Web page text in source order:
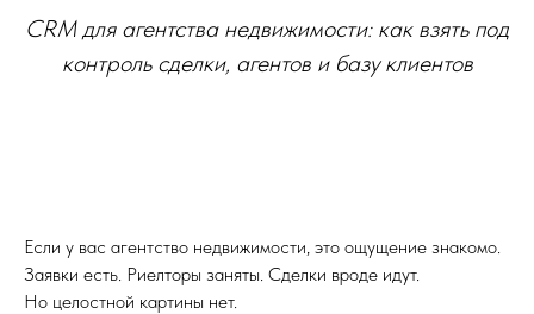
CRM для агентства недвижимости: как взять под
контроль сделки, агентов и базу клиентов
Если у вас агентство недвижимости, это ощущение знакомо.
Заявки есть. Риелторы заняты. Сделки вроде идут.
Но целостной картины нет.